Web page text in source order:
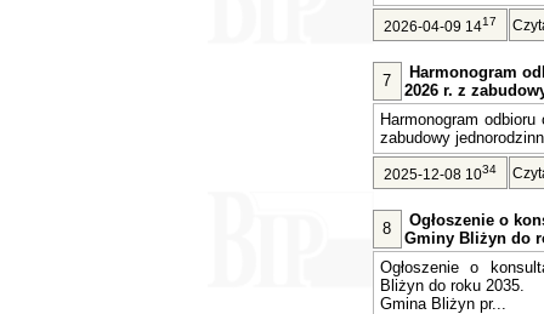
2026-04-09 1417
7
Harmonogram
2026 r. z
Harmonogram
zabudowy
2025-12-08 1034
8
Ogłoszenie o
Gminy Bliżyn do
Ogłoszenie o
Bliżyn do roku 2035.
Gmina Bliżyn pr...